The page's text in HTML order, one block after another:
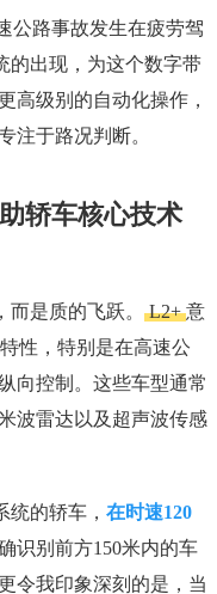
公路事故发生在疲劳驾
的出现，为这个数字带
高级别的自动化操作，
注于路况判断。
轿车核心技术
是质的飞跃。 L2+ 意
性，特别是在高速公
向控制。这些车型通常
波雷达以及超声波传感
的轿车， 在时速120
识别前方150米内的车
令我印象深刻的是，当